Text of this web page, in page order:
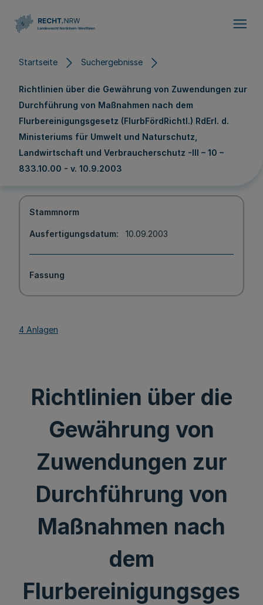
Startseite Suchergebnisse
Richtlinien über die Gewährung von Zuwendungen zur
Durchführung von Maßnahmen nach dem
Flurbereinigungsgesetz (FlurbFördRichtl.) RdErl. d.
Ministeriums für Umwelt und Naturschutz,
Landwirtschaft und Verbraucherschutz -III – 10 –
833.10.00 - v. 10.9.2003
Stammnorm
Ausfertigungsdatum 10.09.2003
Fassung
4 Anlagen
Richtlinien über die
Gewährung von
Zuwendungen zur
Durchführung von
Maßnahmen nach
dem
Flurbereinigungsges